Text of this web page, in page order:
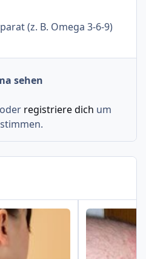
(z. B. Omega 3-6-9): 9%
sehen
oder registriere dich um
FolieFolie
an der Hand